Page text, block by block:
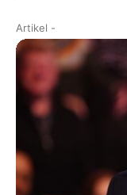
Artikel -